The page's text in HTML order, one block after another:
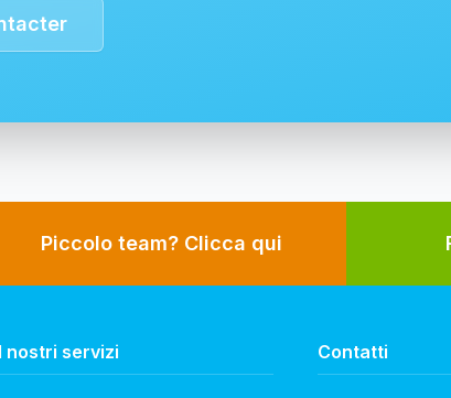
Piccolo team? Clicca qui
I nostri servizi Contatti